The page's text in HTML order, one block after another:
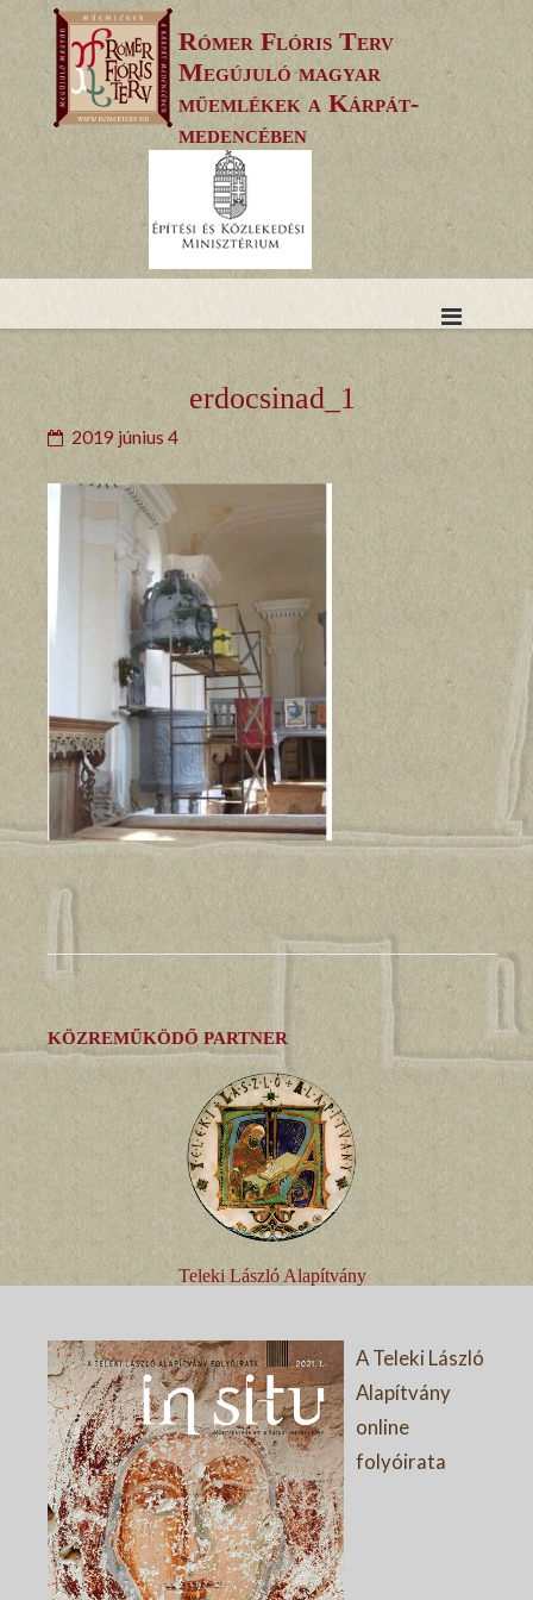
to
content
Rómer Flóris Terv
Megújuló magyar
műemlékek a Kárpát-
medencében
erdocsinad_1
2019 június 4
KÖZREMŰKÖDŐ PARTNER
Teleki László Alapítvány
A Teleki László
Alapítvány
online
folyóirata